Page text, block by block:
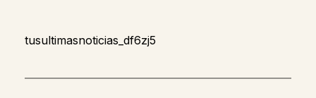
tusultimasnoticias_df6zj5